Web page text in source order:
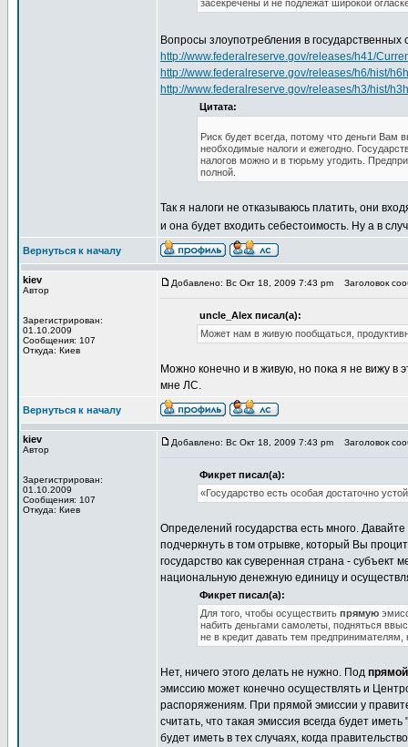
засекречены и не подлежат широкой
Вопросы злоупотребления в
http://www.federalreserve.gov/releases/h41/
http://www.federalreserve.gov/releases/h6/hist/
http://www.federalreserve.gov/releases/h3/hist/
Цитата:
Риск будет всегда, потому что деньги Вам
необходимые налоги и ежегодно.
налогов можно и в тюрьму угодить.
полной.
Так я налоги не отказываюсь платить, они
и она будет входить себестоимость. Ну а в
Вернуться к началу
kiev
Автор
Зарегистрирован:
01.10.2009
Сообщения: 107
Откуда: Киев
Добавлено: Вс Окт 18, 2009 7:43 pm Заголовок
uncle_Alex писал(а):
Может нам в живую пообщаться,
Можно конечно и в живую, но пока я не вижу в
мне ЛС.
Вернуться к началу
kiev
Автор
Зарегистрирован:
01.10.2009
Сообщения: 107
Откуда: Киев
Добавлено: Вс Окт 18, 2009 7:43 pm Заголовок
Фикрет писал(а):
«Государство есть особая достаточно
Определений государства есть много.
подчеркнуть в том отрывке, который Вы
государство как суверенная страна -
национальную денежную единицу и
Фикрет писал(а):
Для того, чтобы осуществить прямую
набить деньгами самолеты, подняться
не в кредит давать тем
Нет, ничего этого делать не нужно. Под прямой
эмиссию может конечно осуществлять и
распоряжениям. При прямой эмиссии у
считать, что такая эмиссия всегда будет
будет иметь в тех случаях, когда